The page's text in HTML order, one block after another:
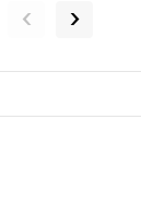
‹ ›